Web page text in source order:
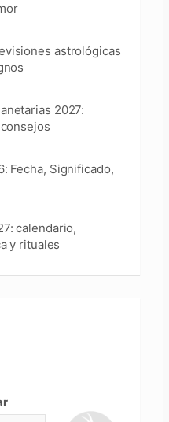
astrológicas
2027:
Fecha, Significado,
calendario,
y rituales